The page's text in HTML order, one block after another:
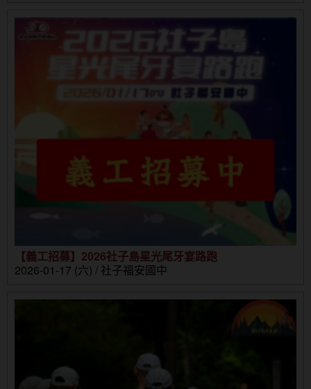
【義工招募】2026社子島星光尾牙宴路跑
2026-01-17 (六) / 社子福安國中